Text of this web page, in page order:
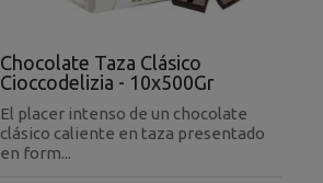
Chocolate Taza Clásico
Cioccodelizia - 10x500Gr
El placer intenso de un chocolate
clásico caliente en taza presentado
en form...